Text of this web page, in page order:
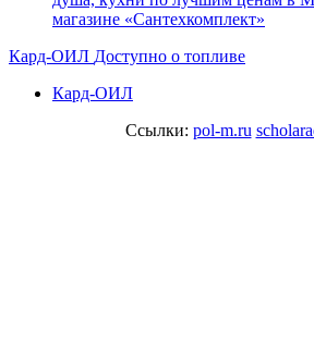
магазине «Сантехкомплект»
Кард-ОИЛ Доступно о топливе
Кард-ОИЛ
Ссылки: pol-m.ru